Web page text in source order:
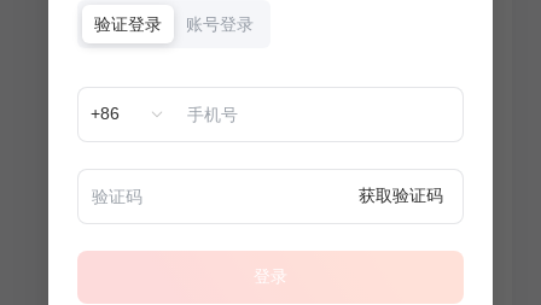
验证登录 账号登录
+86
获取验证码
登录